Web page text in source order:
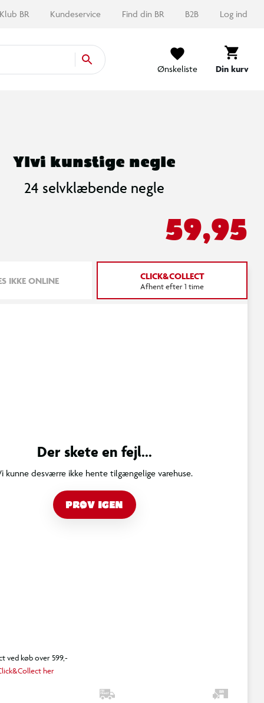
Klub BR Kundeservice Find din BR B2B Log ind
Ønskeliste Din kurv
Ylvi kunstige negle
24 selvklæbende negle
59,95
IKKE ONLINE CLICK&COLLECT
Afhent efter 1 time
Der skete en fejl...
kunne desværre ikke hente tilgængelige varehuse.
PRØV IGEN
ved køb over 599,-
her